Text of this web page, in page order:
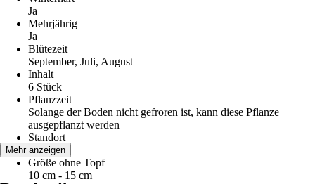
Ja
Mehrjährig
Ja
Blütezeit
September, Juli, August
Inhalt
6 Stück
Pflanzzeit
Solange der Boden nicht gefroren ist, kann diese Pflanze
ausgepflanzt werden
Standort
Sonne
Größe ohne Topf
10 cm - 15 cm
Mehr anzeigen